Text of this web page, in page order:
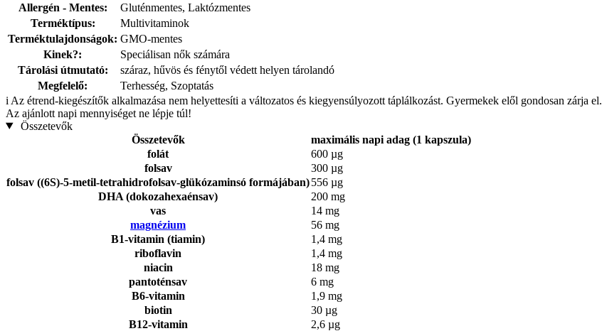
Allergén - Mentes:
Gluténmentes, Laktózmentes
Terméktípus:
Multivitaminok
Terméktulajdonságok: GMO-mentes
Kinek?:
Speciálisan nők számára
Tárolási útmutató:
száraz, hűvös és fénytől védett helyen tárolandó
Megfelelő:
Terhesség, Szoptatás
i Az étrend-kiegészítők alkalmazása nem helyettesíti a változatos és kiegyensúlyozott táplálkozást. Gyermekek elől gondosan zárja el.
Az ajánlott napi mennyiséget ne lépje túl!
Összetevők
Összetevők
maximális napi adag (1 kapszula)
folát
600 µg
folsav
300 µg
folsav ((6S)-5-metil-tetrahidrofolsav-glükózaminsó formájában)556 µg
DHA (dokozahexaénsav)
200 mg
vas
14 mg
magnézium
56 mg
B1-vitamin (tiamin)
1,4 mg
riboflavin
1,4 mg
niacin
18 mg
pantoténsav
6 mg
B6-vitamin
1,9 mg
biotin
30 µg
B12-vitamin
2,6 µg